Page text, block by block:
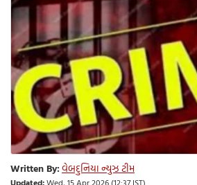
Written By:વેબદુનિયા ન્યુઝ ટીમ